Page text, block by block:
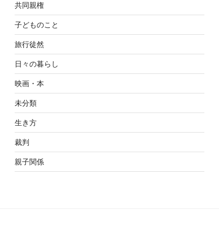
共同親権
子どものこと
旅行徒然
日々の暮らし
映画・本
未分類
生き方
裁判
親子関係